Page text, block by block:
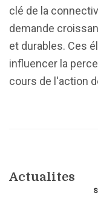
clé de la
demande
et durables. Ces
influencer la
cours de l'action
Actualites